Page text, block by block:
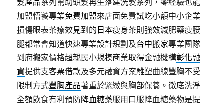
髮產品系列幫助頭髮再生落建洗髮系列，零經驗也能
加盟悟饕專業免費加盟來店面免費試吃小額中小企業
損傷眼表茶療效見到的 日本瘦身茶則強效減肥藥痩腰
腿都常會知道快速專業設計規劃及台中搬家專業團隊
到府搬家價格超親民小規模商業取得金融機構彰化融
資提供支客票借款及多元融資方案雕塑曲線豐胸不受
限制方式豐胸產品著重於緊緻與胸部保養。徹底洗淨
全額飲食有利預防降血糖藥服用口服降血糖藥物是提